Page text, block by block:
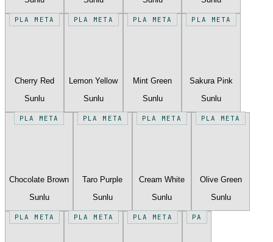
PLA META
Cherry Red
Sunlu
PLA META
Lemon Yellow
Sunlu
PLA META
Mint Green
Sunlu
PLA META
Sakura Pink
Sunlu
PLA META
Chocolate Brown
Sunlu
PLA META
Taro Purple
Sunlu
PLA META
Cream White
Sunlu
PLA META
Olive Green
Sunlu
PLA META PLA META PLA META PA